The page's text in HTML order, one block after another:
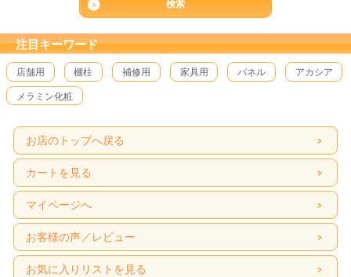
注目キーワード
店舗用 棚柱 補修用 家具用 パネル アカシア
メラミン化粧
お店のトップへ戻る
カートを見る
マイページへ
お客様の声／レビュー
お気に入りリストを見る